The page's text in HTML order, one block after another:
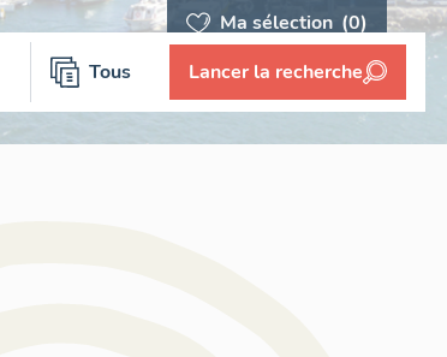
Ma sélection (0)
Tous Lancer la recherche